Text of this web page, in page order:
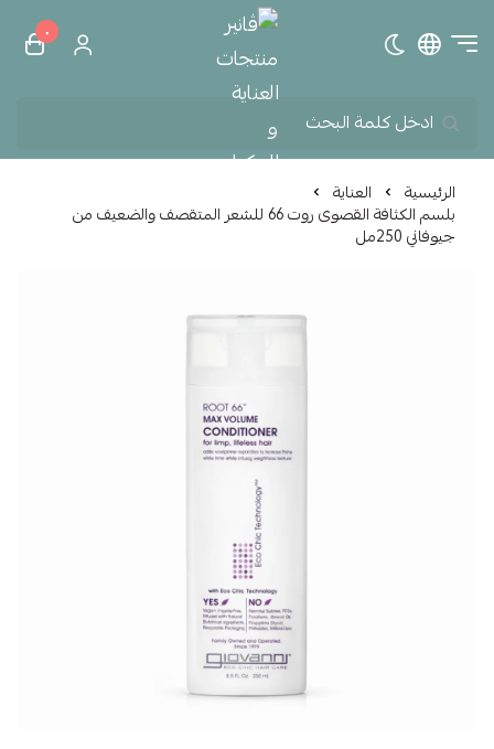
تبديل الوضع الداكنڤانير منتجات العناية و
٠
الرئيسية العناية
بلسم الكثافة القصوى روت 66 للشعر المتقصف والضعيف من
جيوفاني 250مل